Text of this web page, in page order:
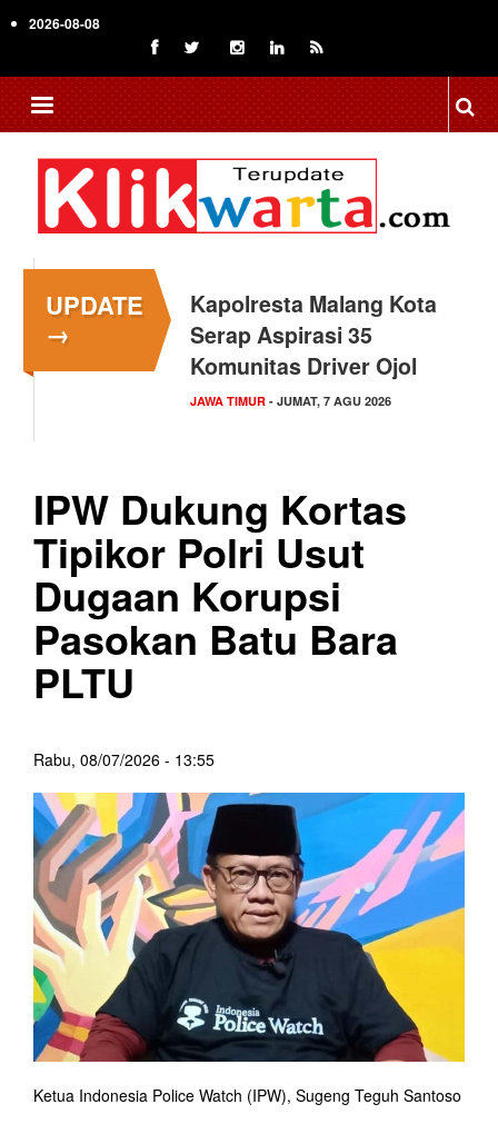
to
content
2026-08-08
UPDATE
→
Kapolresta Malang Kota
Serap Aspirasi 35
Komunitas Driver Ojol
JAWA TIMUR - JUMAT, 7 AGU 2026
IPW Dukung Kortas
Tipikor Polri Usut
Dugaan Korupsi
Pasokan Batu Bara
PLTU
Rabu, 08/07/2026 - 13:55
Ketua Indonesia Police Watch (IPW), Sugeng Teguh Santoso